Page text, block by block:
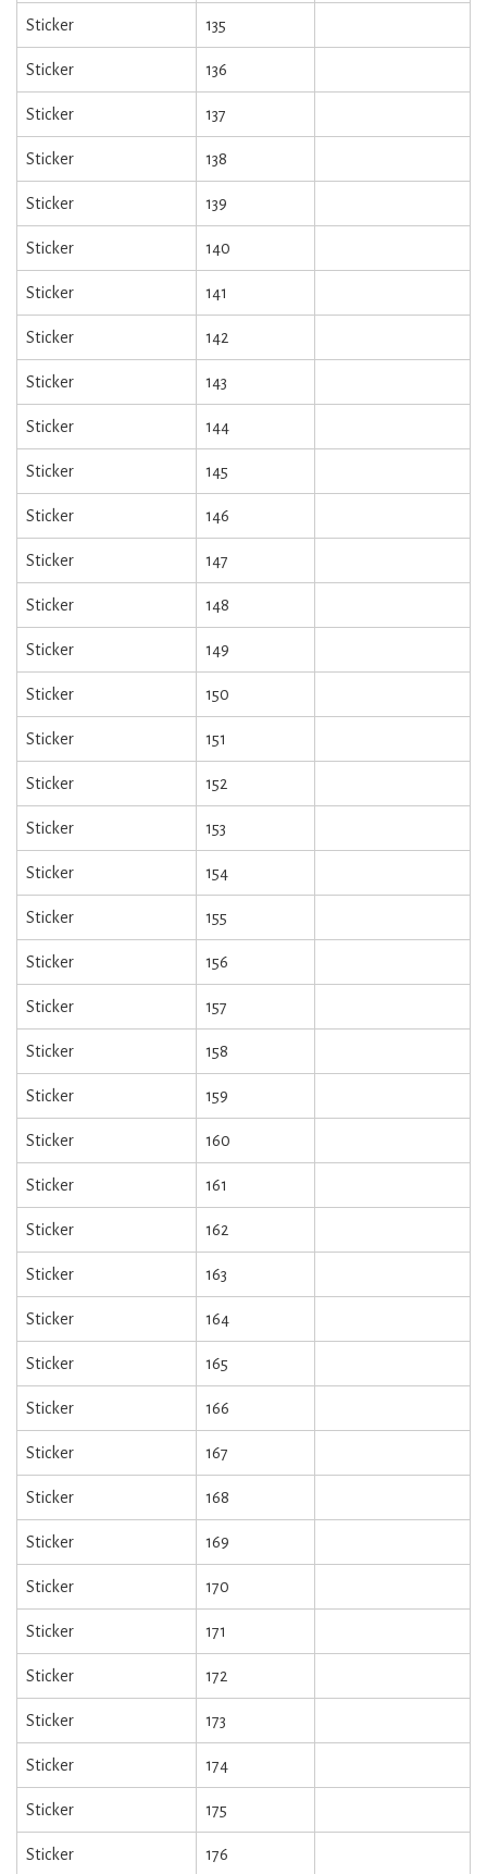
Sticker 135
Sticker 136
Sticker 137
Sticker 138
Sticker 139
Sticker 140
Sticker 141
Sticker 142
Sticker 143
Sticker 144
Sticker 145
Sticker 146
Sticker 147
Sticker 148
Sticker 149
Sticker 150
Sticker 151
Sticker 152
Sticker 153
Sticker 154
Sticker 155
Sticker 156
Sticker 157
Sticker 158
Sticker 159
Sticker 160
Sticker 161
Sticker 162
Sticker 163
Sticker 164
Sticker 165
Sticker 166
Sticker 167
Sticker 168
Sticker 169
Sticker 170
Sticker 171
Sticker 172
Sticker 173
Sticker 174
Sticker 175
Sticker 176